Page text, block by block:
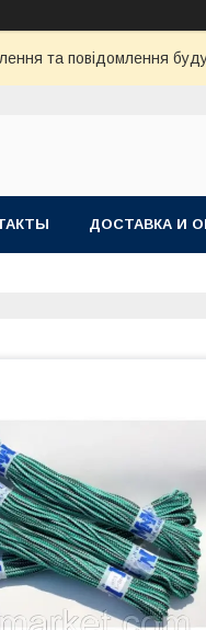
та повідомлення
ДОСТАВКА И